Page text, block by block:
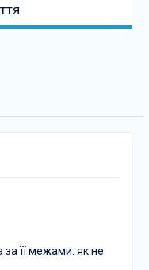
за її межами: як не